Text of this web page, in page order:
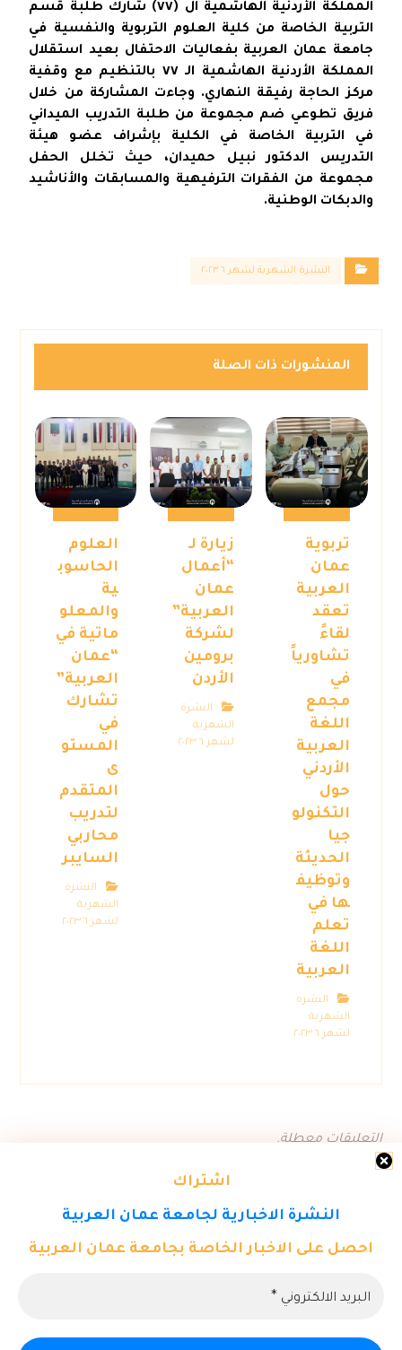
المملكة الأردنية الهاشمية ال (٧٧) شارك طلبة قسم
التربية الخاصة من كلية العلوم التربوية والنفسية في
جامعة عمان العربية بفعاليات الاحتفال بعيد استقلال
المملكة الأردنية الهاشمية الـ ٧٧ بالتنظيم مع وقفية
مركز الحاجة رفيقة النهاري. وجاءت المشاركة من خلال
فريق تطوعي ضم مجموعة من طلبة التدريب الميداني
في التربية الخاصة في الكلية بإشراف عضو هيئة
التدريس الدكتور نبيل حميدان، حيث تخلل الحفل
مجموعة من الفقرات الترفيهية والمسابقات والأناشيد
والدبكات الوطنية.
اشتراك
النشرة الاخبارية لجامعة عمان العربية
احصل على الاخبار الخاصة بجامعة عمان العربية
النشرة الشهرية لشهر ٦ ٢٠٢٣
المنشورات ذات الصلة
تربوية
عمان
العربية
تعقد
لقاءً
تشاورياً
في
مجمع
اللغة
العربية
الأردني
حول
التكنولو
جيا
الحديثة
وتوظيف
ها في
تعلم
اللغة
العربية
النشرة
الشهرية
لشهر ٦ ٢٠٢٣
زيارة لـ
“أعمال
عمان
العربية”
لشركة
برومين
الأردن
النشرة
الشهرية
لشهر ٦ ٢٠٢٣
العلوم
الحاسوب
ية
والمعلو
ماتية في
“عمان
العربية”
تشارك
في
المستو
ى
المتقدم
لتدريب
محاربي
السايبر
النشرة
الشهرية
لشهر ٦ ٢٠٢٣
التعليقات معطلة.